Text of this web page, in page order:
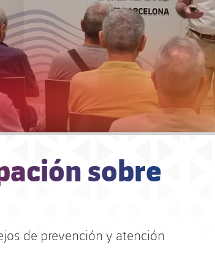
sobre
de prevención y atención